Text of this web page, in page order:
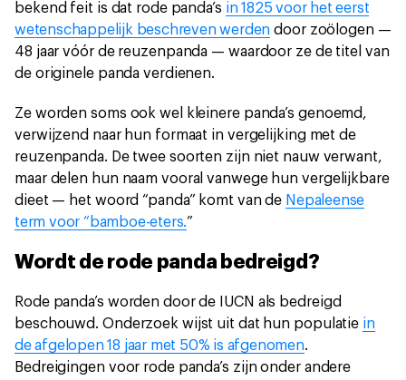
bekend feit is dat rode panda’s in 1825 voor het eerst
wetenschappelijk beschreven werden door zoölogen —
48 jaar vóór de reuzenpanda — waardoor ze de titel van
de originele panda verdienen.
Ze worden soms ook wel kleinere panda’s genoemd,
verwijzend naar hun formaat in vergelijking met de
reuzenpanda. De twee soorten zijn niet nauw verwant,
maar delen hun naam vooral vanwege hun vergelijkbare
dieet — het woord “panda” komt van de Nepaleense
term voor “bamboe-eters.”
Wordt de rode panda bedreigd?
Rode panda’s worden door de IUCN als bedreigd
beschouwd. Onderzoek wijst uit dat hun populatie in
de afgelopen 18 jaar met 50% is afgenomen.
Bedreigingen voor rode panda’s zijn onder andere